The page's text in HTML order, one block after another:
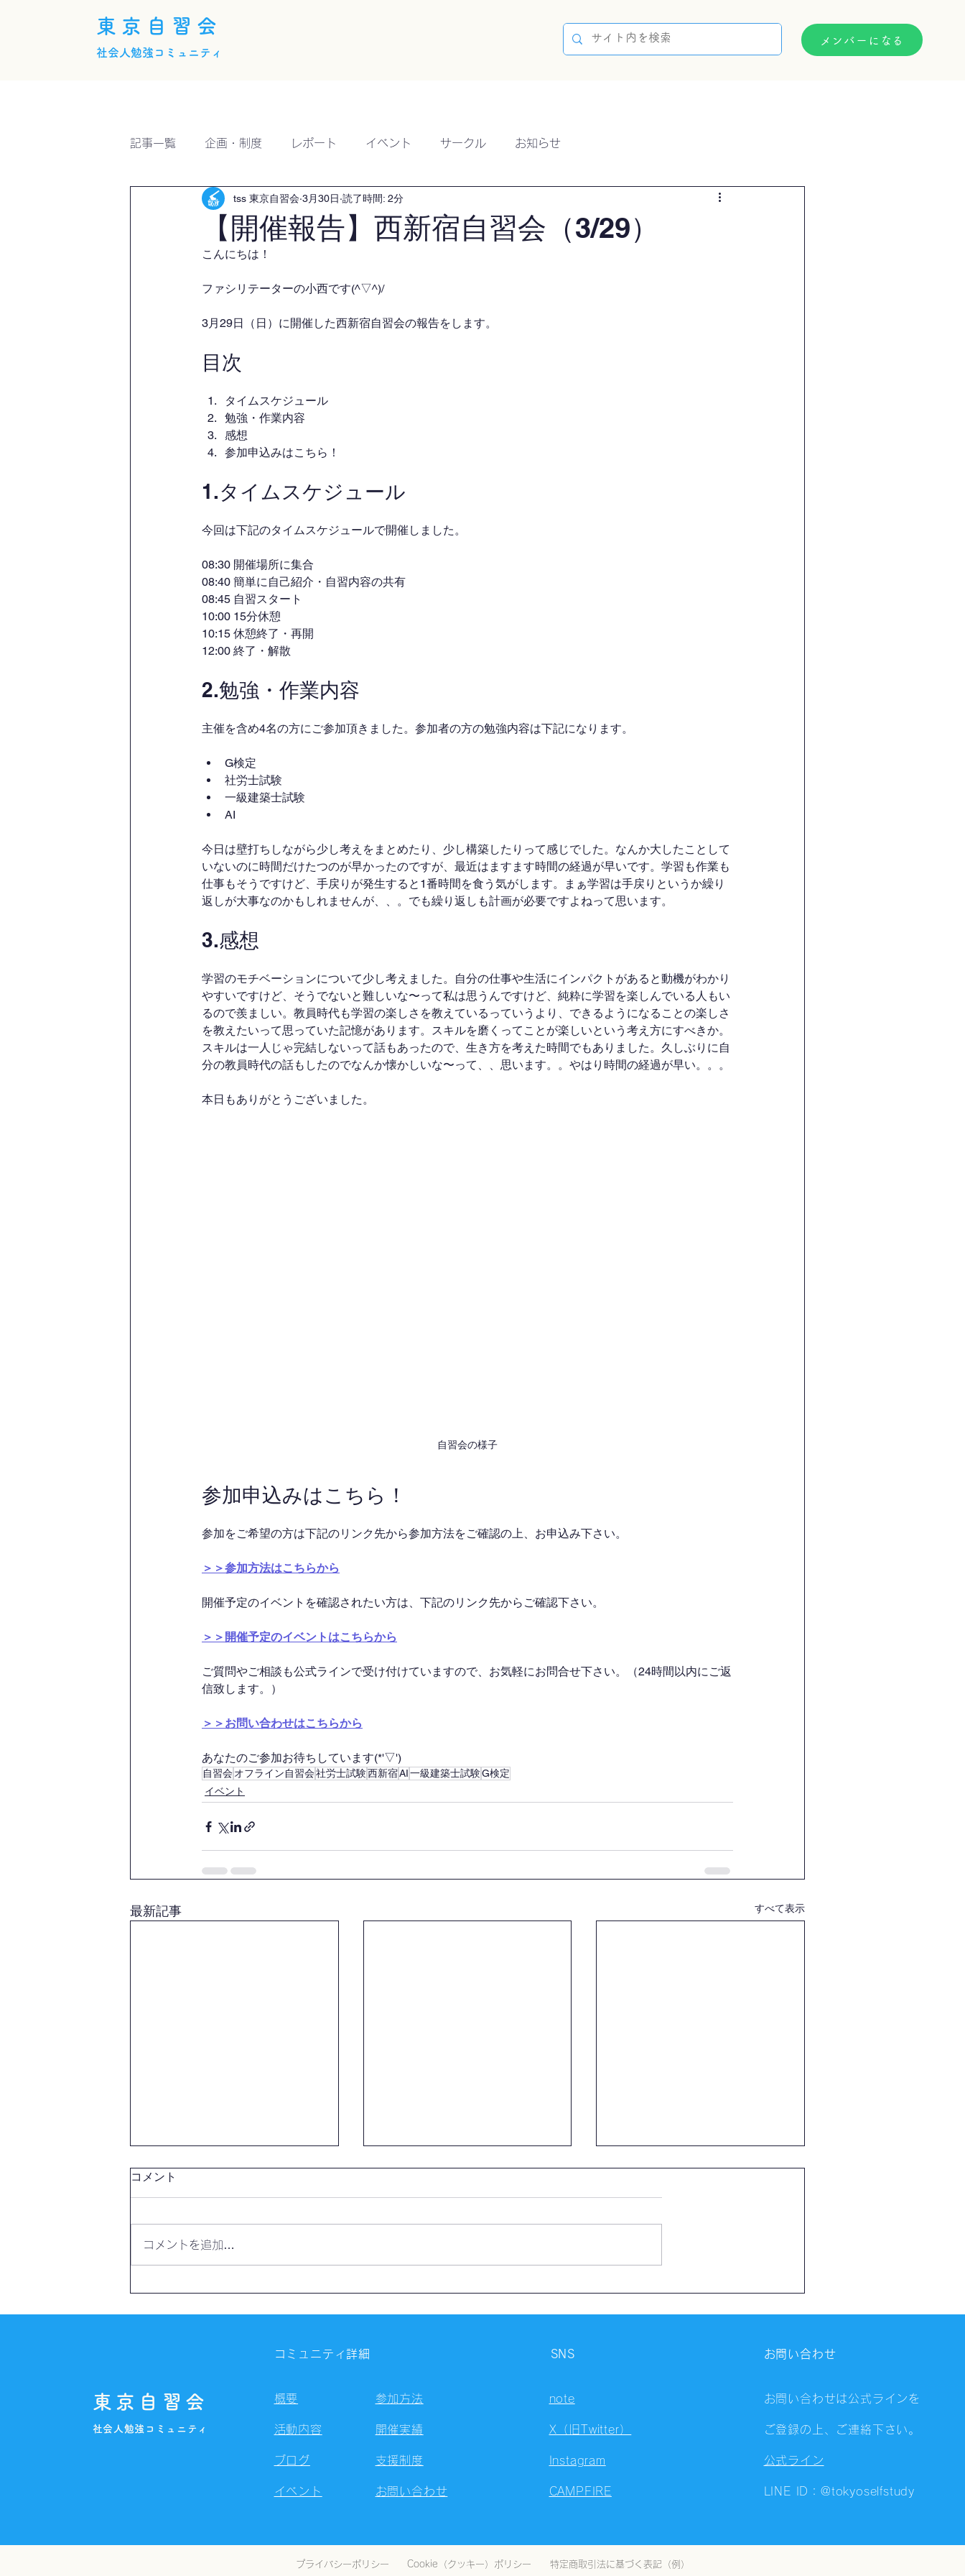
東京自習会
社会人勉強コミュニティ
メンバーになる
記事一覧 企画・制度 レポート イベント サークル お知らせ
【開催報告】西新宿自習会（3/29）
tss 東京自習会 3月30日 読了時間: 2分
こんにちは！
ファシリテーターの小西です(^▽^)/
3月29日（日）に開催した西新宿自習会の報告をします。
目次
タイムスケジュール
勉強・作業内容
感想
参加申込みはこちら！
1.タイムスケジュール
今回は下記のタイムスケジュールで開催しました。
08:30 開催場所に集合
08:40 簡単に自己紹介・自習内容の共有
08:45 自習スタート
10:00 15分休憩
10:15 休憩終了・再開
12:00 終了・解散
2.勉強・作業内容
主催を含め4名の方にご参加頂きました。参加者の方の勉強内容は下記になります。
G検定
社労士試験
一級建築士試験
AI
今日は壁打ちしながら少し考えをまとめたり、少し構築したりって感じでした。なんか大したことして
いないのに時間だけたつのが早かったのですが、最近はますます時間の経過が早いです。学習も作業も
仕事もそうですけど、手戻りが発生すると1番時間を食う気がします。まぁ学習は手戻りというか繰り
返しが大事なのかもしれませんが、、。でも繰り返しも計画が必要ですよねって思います。
3.感想
学習のモチベーションについて少し考えました。自分の仕事や生活にインパクトがあると動機がわかり
やすいですけど、そうでないと難しいな〜って私は思うんですけど、純粋に学習を楽しんでいる人もい
るので羨ましい。教員時代も学習の楽しさを教えているっていうより、できるようになることの楽しさ
を教えたいって思っていた記憶があります。スキルを磨くってことが楽しいという考え方にすべきか。
スキルは一人じゃ完結しないって話もあったので、生き方を考えた時間でもありました。久しぶりに自
分の教員時代の話もしたのでなんか懐かしいな〜って、、思います。。やはり時間の経過が早い。。。
本日もありがとうございました。
自習会の様子
参加申込みはこちら！
参加をご希望の方は下記のリンク先から参加方法をご確認の上、お申込み下さい。
＞＞参加方法はこちらから
開催予定のイベントを確認されたい方は、下記のリンク先からご確認下さい。
＞＞開催予定のイベントはこちらから
ご質問やご相談も公式ラインで受け付けていますので、お気軽にお問合せ下さい。（24時間以内にご返
信致します。）
＞＞お問い合わせはこちらから
あなたのご参加お待ちしています(*'▽')
自習会オフライン自習会社労士試験西新宿AI一級建築士試験G検定
イベント
最新記事 すべて表示
コメント
コメントを追加…
東京自習会
社会人勉強コミュニティ
コミュニティ詳細
概要
活動内容
ブログ
イベント
参加方法
開催実績
支援制度
お問い合わせ
SNS
note
X（旧Twitter）
Instagram
CAMPFIRE
お問い合わせ
お問い合わせは公式ラインを
ご登録の上、ご連絡下さい。
公式ライン
LINE ID：@tokyoselfstudy
プライバシーポリシー Cookie（クッキー）ポリシー 特定商取引法に基づく表記（例）